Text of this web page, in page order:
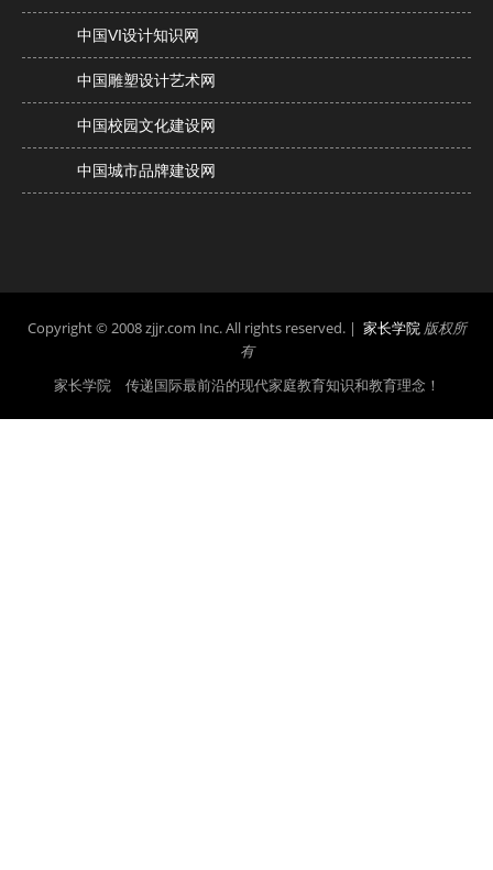
中国VI设计知识网
中国雕塑设计艺术网
中国校园文化建设网
中国城市品牌建设网
Copyright © 2008 zjjr.com Inc. All rights reserved. | 家长学院 版权所
有
家长学院 传递国际最前沿的现代家庭教育知识和教育理念！